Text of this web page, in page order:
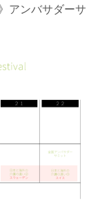
アンバサダーサ